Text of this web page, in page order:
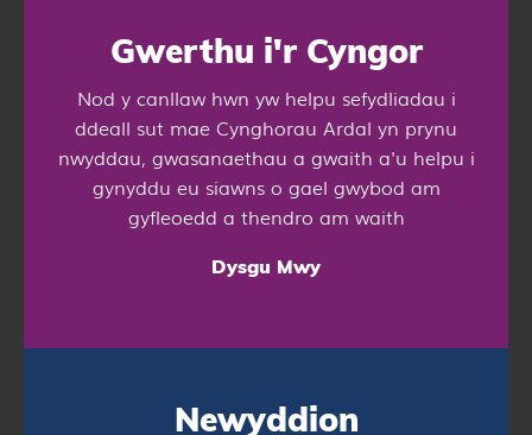
Gwerthu i'r Cyngor
Nod y canllaw hwn yw helpu sefydliadau i
ddeall sut mae Cynghorau Ardal yn prynu
nwyddau, gwasanaethau a gwaith a'u helpu i
gynyddu eu siawns o gael gwybod am
gyfleoedd a thendro am waith
Dysgu Mwy
Newyddion